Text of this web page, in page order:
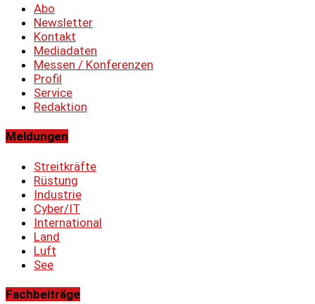
Abo
Newsletter
Kontakt
Mediadaten
Messen / Konferenzen
Profil
Service
Redaktion
Meldungen
Streitkräfte
Rüstung
Industrie
Cyber/IT
International
Land
Luft
See
Fachbeiträge